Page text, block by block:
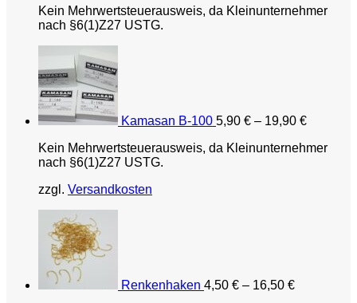
Kein Mehrwertsteuerausweis, da Kleinunternehmer
nach §6(1)Z27 USTG.
Kamasan B-100 5,90 € – 19,90 €
Kein Mehrwertsteuerausweis, da Kleinunternehmer
nach §6(1)Z27 USTG.
zzgl. Versandkosten
Renkenhaken 4,50 € – 16,50 €